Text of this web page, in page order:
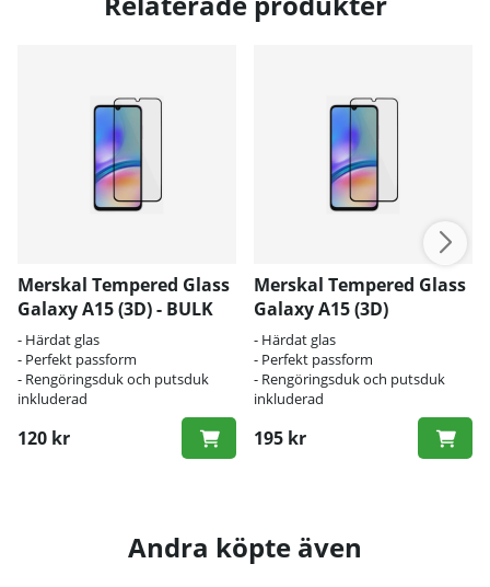
Merskal Tempered Glass
Galaxy A15 (3D) - BULK
- Härdat glas
- Perfekt passform
- Rengöringsduk och putsduk
inkluderad
120 kr
Merskal Tempered Glass
Galaxy A15 (3D)
- Härdat glas
- Perfekt passform
- Rengöringsduk och putsduk
inkluderad
195 kr
Andra köpte även